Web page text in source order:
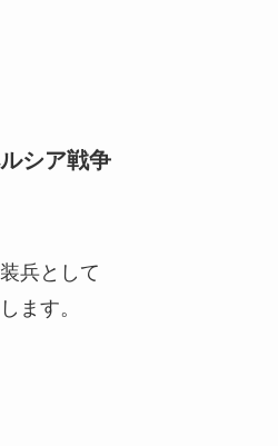
シア戦争
兵として
ます。